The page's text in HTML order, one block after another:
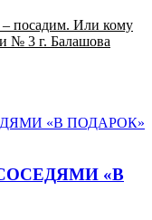
– посадим. Или кому
№ 3 г. Балашова
«В